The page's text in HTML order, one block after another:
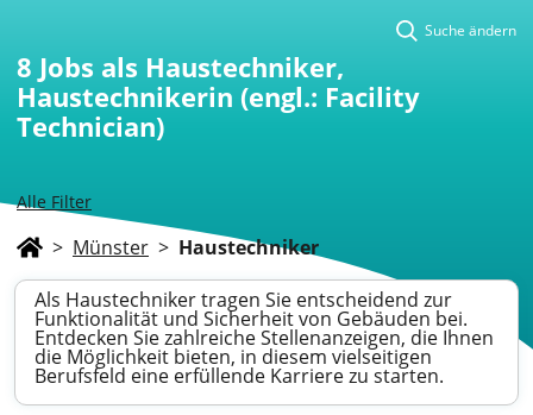
Alle Filter
Suche ändern
8 Jobs als Haustechniker,
Haustechnikerin (engl.: Facility
Technician)
> Münster > Haustechniker
Als Haustechniker tragen Sie entscheidend zur
Funktionalität und Sicherheit von Gebäuden bei.
Entdecken Sie zahlreiche Stellenanzeigen, die Ihnen
die Möglichkeit bieten, in diesem vielseitigen
Berufsfeld eine erfüllende Karriere zu starten.